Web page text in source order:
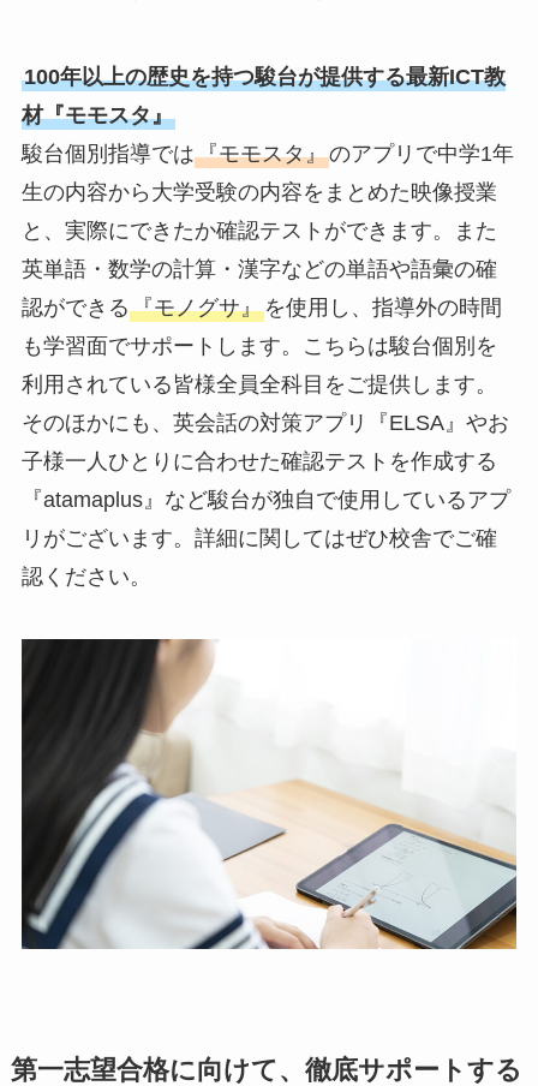
100年以上の歴史を持つ駿台が提供する最新ICT教
材『モモスタ』
駿台個別指導では『モモスタ』のアプリで中学1年
生の内容から大学受験の内容をまとめた映像授業
と、実際にできたか確認テストができます。また
英単語・数学の計算・漢字などの単語や語彙の確
認ができる『モノグサ』を使用し、指導外の時間
も学習面でサポートします。こちらは駿台個別を
利用されている皆様全員全科目をご提供します。
そのほかにも、英会話の対策アプリ『ELSA』やお
子様一人ひとりに合わせた確認テストを作成する
『atamaplus』など駿台が独自で使用しているアプ
リがございます。詳細に関してはぜひ校舎でご確
認ください。
第一志望合格に向けて、徹底サポートする